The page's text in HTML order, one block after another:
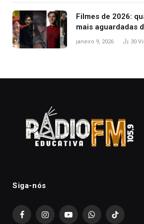
Filmes de 2026:
mais aguardadas
principais
janeiro 9, 2026 30
Siga-nós
FacebookInstagramYouTubeWhatsAppTikTok